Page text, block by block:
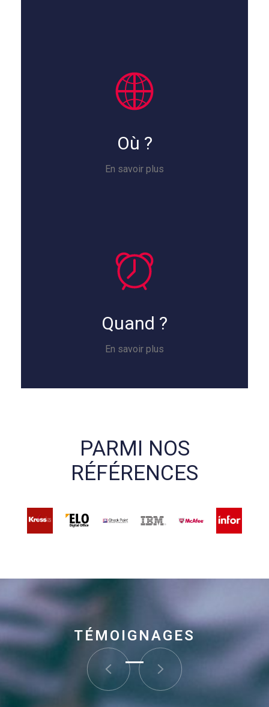
Où ?
En savoir plus
Quand ?
En savoir plus
PARMI NOS
RÉFÉRENCES
TÉMOIGNAGES